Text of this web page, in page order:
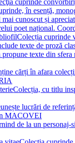
cuprinde
în esență,
mai cunoscut și
poet național.
Colecția cuprinde
texte de proză
propune texte din
cărți în afara
Colecția, cu titlu
lucrări de
MACOVEI
de la un personaj-